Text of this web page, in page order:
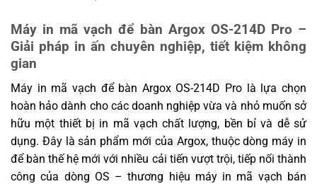
Máy in mã vạch để bàn Argox OS-214D Pro –
Giải pháp in ấn chuyên nghiệp, tiết kiệm không
gian
Máy in mã vạch để bàn Argox OS-214D Pro là lựa chọn
hoàn hảo dành cho các doanh nghiệp vừa và nhỏ muốn sở
hữu một thiết bị in mã vạch chất lượng, bền bỉ và dễ sử
dụng. Đây là sản phẩm mới của Argox, thuộc dòng máy in
để bàn thế hệ mới với nhiều cải tiến vượt trội, tiếp nối thành
công của dòng OS – thương hiệu máy in mã vạch bán